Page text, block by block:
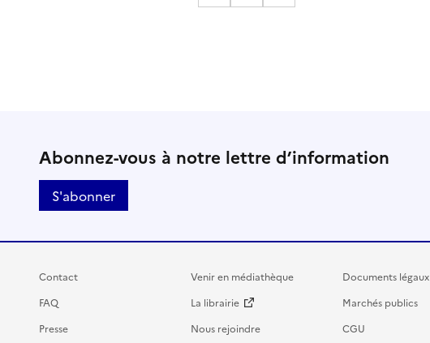
Abonnez-vous à notre lettre d’information
S'abonner
Contact
FAQ
Presse
Venir en médiathèque
La librairie
Nous rejoindre
Documents légaux
Marchés publics
CGU